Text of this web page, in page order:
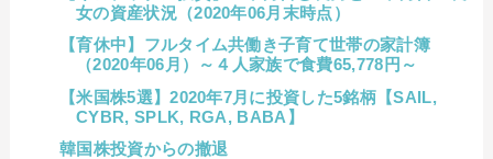
女の資産状況（2020年06月末時点）
【育休中】フルタイム共働き子育て世帯の家計簿
（2020年06月）～４人家族で食費65,778円～
【米国株5選】2020年7月に投資した5銘柄【SAIL,
CYBR, SPLK, RGA, BABA】
韓国株投資からの撤退